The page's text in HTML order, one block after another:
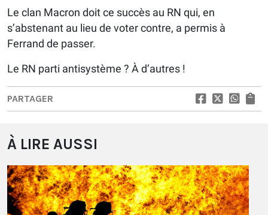
Le clan Macron doit ce succès au RN qui, en
s’abstenant au lieu de voter contre, a permis à
Ferrand de passer.
Le RN parti antisystème ? À d’autres !
PARTAGER
À LIRE AUSSI